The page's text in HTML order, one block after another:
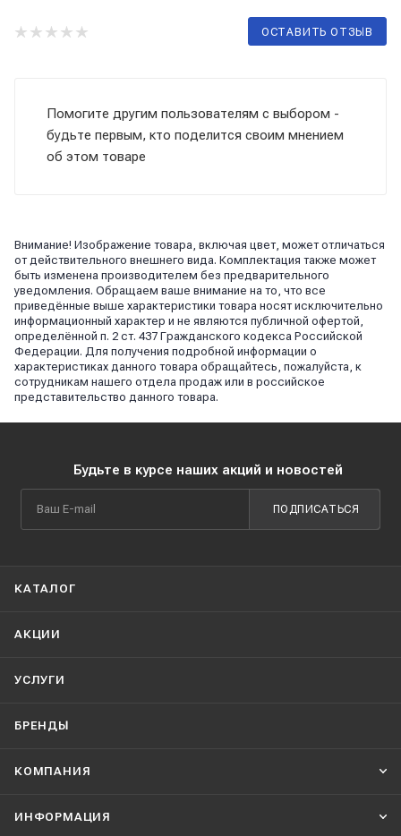
ОСТАВИТЬ ОТЗЫВ
Помогите другим пользователям с выбором -
будьте первым, кто поделится своим мнением
об этом товаре
Внимание! Изображение товара, включая цвет, может отличаться
от действительного внешнего вида. Комплектация также может
быть изменена производителем без предварительного
уведомления. Обращаем ваше внимание на то, что все
приведённые выше характеристики товара носят исключительно
информационный характер и не являются публичной офертой,
определённой п. 2 ст. 437 Гражданского кодекса Российской
Федерации. Для получения подробной информации о
характеристиках данного товара обращайтесь, пожалуйста, к
сотрудникам нашего отдела продаж или в российское
представительство данного товара.
Будьте в курсе наших акций и новостей
ПОДПИСАТЬСЯ
КАТАЛОГ
АКЦИИ
УСЛУГИ
БРЕНДЫ
КОМПАНИЯ
ИНФОРМАЦИЯ